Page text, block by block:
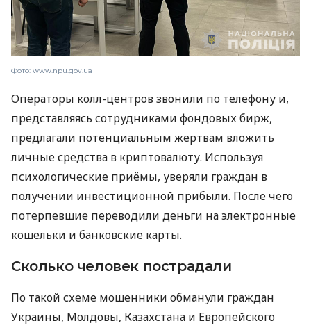
Фото: www.npu.gov.ua
Операторы колл-центров звонили по телефону и,
представляясь сотрудниками фондовых бирж,
предлагали потенциальным жертвам вложить
личные средства в криптовалюту. Используя
психологические приёмы, уверяли граждан в
получении инвестиционной прибыли. После чего
потерпевшие переводили деньги на электронные
кошельки и банковские карты.
Сколько человек пострадали
По такой схеме мошенники обманули граждан
Украины, Молдовы, Казахстана и Европейского